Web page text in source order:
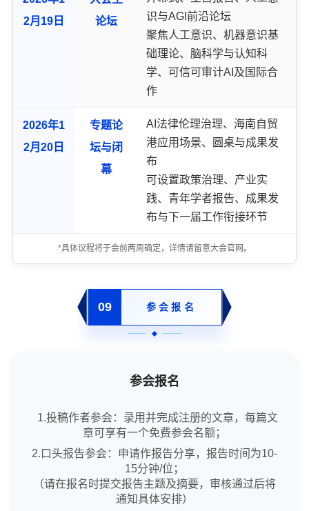
2月19日
论坛
识与AGI前沿论坛
聚焦人工意识、机器意识基
础理论、脑科学与认知科
学、可信可审计AI及国际合
作
2026年1
2月20日
专题论
坛与闭
幕
AI法律伦理治理、海南自贸
港应用场景、圆桌与成果发
布
可设置政策治理、产业实
践、青年学者报告、成果发
布与下一届工作衔接环节
*具体议程将于会前两周确定，详情请留意大会官网。
09 参会报名
参会报名
1.投稿作者参会：录用并完成注册的文章，每篇文
章可享有一个免费参会名额；
2.口头报告参会：申请作报告分享，报告时间为10-
15分钟/位；
（请在报名时提交报告主题及摘要，审核通过后将
通知具体安排）